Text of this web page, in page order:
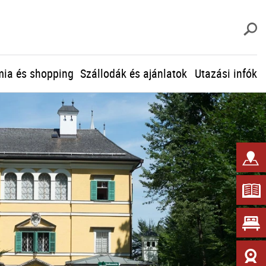
és shopping Szállodák és ajánlatok Utazási infók